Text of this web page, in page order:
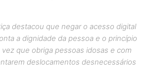
destacou que negar o acesso digital
a dignidade da pessoa e o princípio
vez que obriga pessoas idosas e com
deslocamentos desnecessários